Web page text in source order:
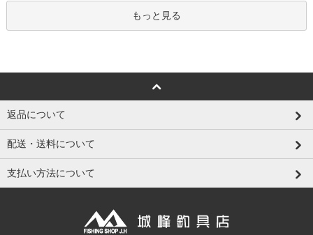
もっと見る
返品について
配送・送料について
支払い方法について